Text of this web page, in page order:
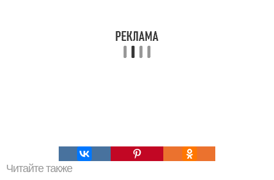
Читайте также